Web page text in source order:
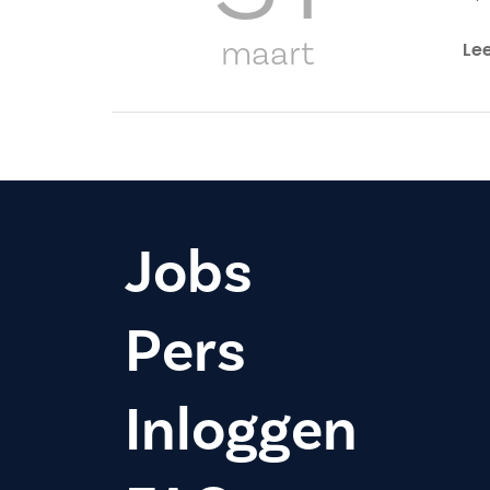
maart
Jobs
Pers
Inloggen